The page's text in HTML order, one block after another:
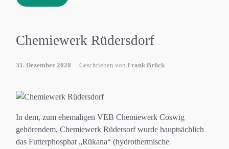
Chemiewerk Rüdersdorf
31. Dezember 2020 Geschrieben von Frank Brück
In dem, zum ehemaligen VEB Chemiewerk Coswig
gehörendem, Chemiewerk Rüdersorf wurde hauptsächlich
das Futterphosphat „Rükana“ (hydrothermische